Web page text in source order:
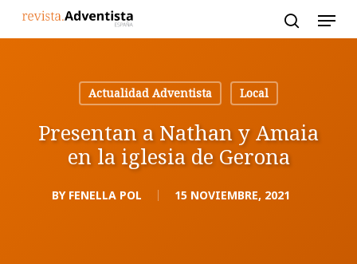
Actualidad Adventista
Local
Presentan a Nathan y Amaia
en la iglesia de Gerona
BY FENELLA POL 15 NOVIEMBRE, 2021